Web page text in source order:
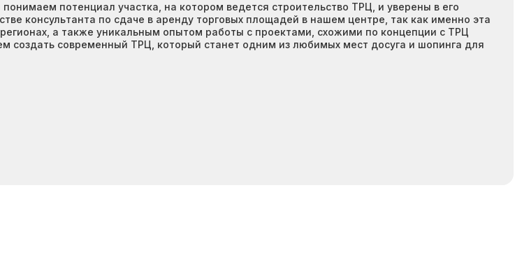
потенциал участка, на котором ведется строительство ТРЦ, и уверены в его
консультанта по сдаче в аренду торговых площадей в нашем центре, так как именно эта
а также уникальным опытом работы с проектами, схожими по концепции с ТРЦ
современный ТРЦ, который станет одним из любимых мест досуга и шопинга для